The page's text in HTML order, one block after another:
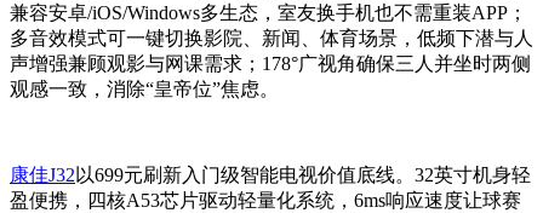
兼容安卓/iOS/Windows多生态，室友换手机也不需重装APP；
多音效模式可一键切换影院、新闻、体育场景，低频下潜与人
声增强兼顾观影与网课需求；178°广视角确保三人并坐时两侧
观感一致，消除“皇帝位”焦虑。
康佳J32 以699元刷新入门级智能电视价值底线。32英寸机身轻
盈便携，四核A53芯片驱动轻量化系统，6ms响应速度让球赛